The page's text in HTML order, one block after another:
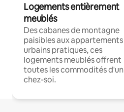
Logements entièrement
meublés
Des cabanes de montagne
paisibles aux appartements
urbains pratiques, ces
logements meublés offrent
toutes les commodités d'un
chez-soi.